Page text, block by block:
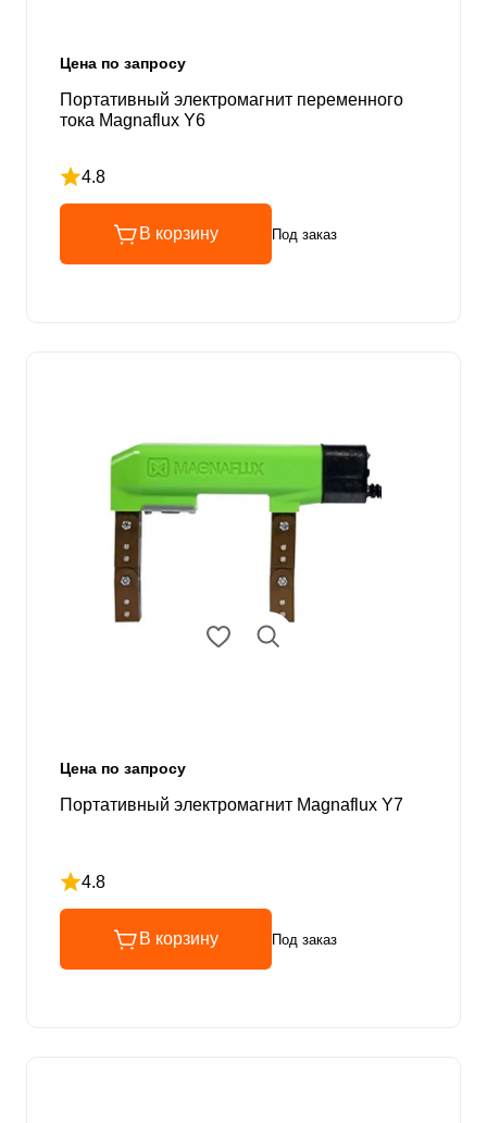
Цена по запросу
Портативный электромагнит переменного
тока Magnaflux Y6
4.8
Рейтинг 4.8 из 5
В корзину Под заказ
Цена по запросу
Портативный электромагнит Magnaflux Y7
4.8
Рейтинг 4.8 из 5
В корзину Под заказ